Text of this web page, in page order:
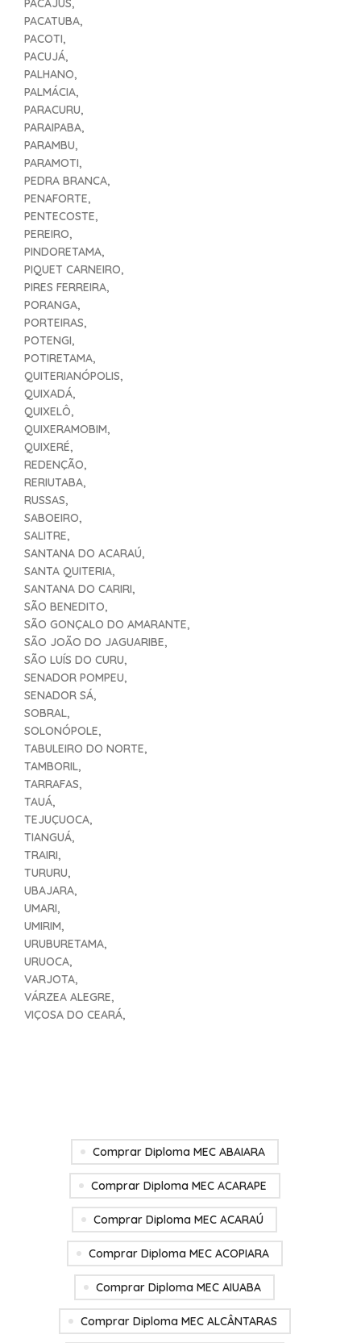
PACAJUS,
PACATUBA,
PACOTI,
PACUJÁ,
PALHANO,
PALMÁCIA,
PARACURU,
PARAIPABA,
PARAMBU,
PARAMOTI,
PEDRA BRANCA,
PENAFORTE,
PENTECOSTE,
PEREIRO,
PINDORETAMA,
PIQUET CARNEIRO,
PIRES FERREIRA,
PORANGA,
PORTEIRAS,
POTENGI,
POTIRETAMA,
QUITERIANÓPOLIS,
QUIXADÁ,
QUIXELÔ,
QUIXERAMOBIM,
QUIXERÉ,
REDENÇÃO,
RERIUTABA,
RUSSAS,
SABOEIRO,
SALITRE,
SANTANA DO ACARAÚ,
SANTA QUITERIA,
SANTANA DO CARIRI,
SÃO BENEDITO,
SÃO GONÇALO DO AMARANTE,
SÃO JOÃO DO JAGUARIBE,
SÃO LUÍS DO CURU,
SENADOR POMPEU,
SENADOR SÁ,
SOBRAL,
SOLONÓPOLE,
TABULEIRO DO NORTE,
TAMBORIL,
TARRAFAS,
TAUÁ,
TEJUÇUOCA,
TIANGUÁ,
TRAIRI,
TURURU,
UBAJARA,
UMARI,
UMIRIM,
URUBURETAMA,
URUOCA,
VARJOTA,
VÁRZEA ALEGRE,
VIÇOSA DO CEARÁ,
Comprar Diploma MEC ABAIARA
Comprar Diploma MEC ACARAPE
Comprar Diploma MEC ACARAÚ
Comprar Diploma MEC ACOPIARA
Comprar Diploma MEC AIUABA
Comprar Diploma MEC ALCÂNTARAS